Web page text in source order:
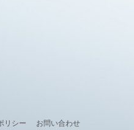
リシー お問い合わせ